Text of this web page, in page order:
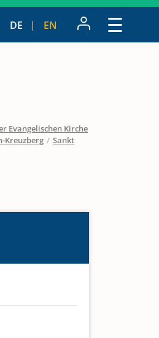
DE EN
Evangelischen Kirche
Kreuzberg / Sankt